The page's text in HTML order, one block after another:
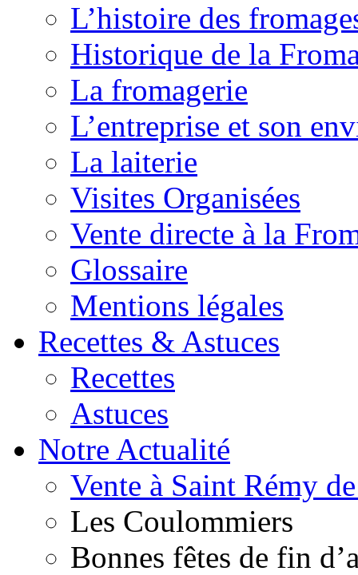
L’histoire des
Historique de la
La fromagerie
L’entreprise et son
La laiterie
Visites Organisées
Vente directe à la
Glossaire
Mentions légales
Recettes & Astuces
Recettes
Astuces
Notre Actualité
Vente à Saint Rémy
Les Coulommiers
Bonnes fêtes de fin